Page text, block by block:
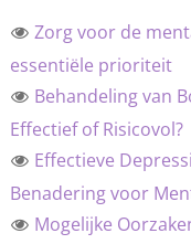
Zorg voor de
essentiële prioriteit
Behandeling van
Effectief of Risicovol?
Effectieve
Benadering voor
Mogelijke